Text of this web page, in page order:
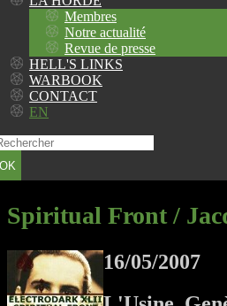
Membres
Notre actualité
Revue de presse
HELL'S LINKS
WARBOOK
CONTACT
EN
OK
Spiritual Front /
16/05/2007